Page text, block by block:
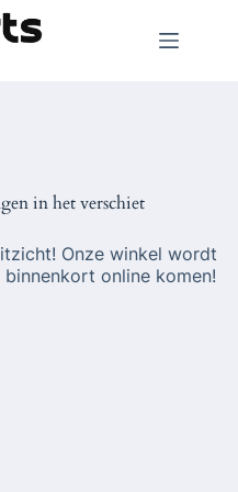
in het verschiet
Onze winkel wordt
online komen!